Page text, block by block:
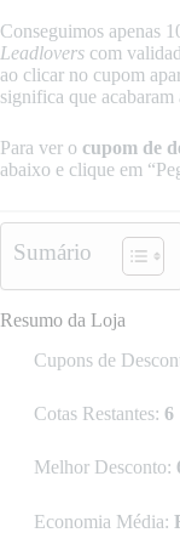
Conseguimos apenas
Leadlovers com
ao clicar no cupom
significa que
Para ver o cupom de
abaixo e clique em
Sumário
Resumo da Loja
Cupons de
Cotas Restantes: 6
Melhor Desconto:
Economia Média: